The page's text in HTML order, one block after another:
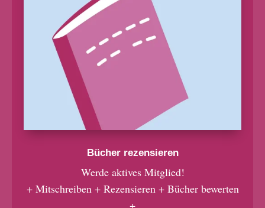
Bücher rezensieren
Werde aktives Mitglied!
+ Mitschreiben + Rezensieren + Bücher bewerten